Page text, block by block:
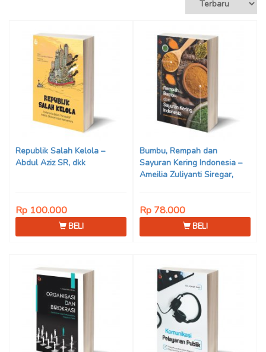
Republik Salah Kelola –
Abdul Aziz SR, dkk
Rp 100.000
BELI
Bumbu, Rempah dan
Sayuran Kering Indonesia –
Ameilia Zuliyanti Siregar,
Rp 78.000
BELI